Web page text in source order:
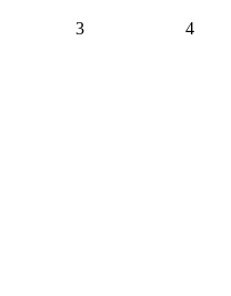
3 4